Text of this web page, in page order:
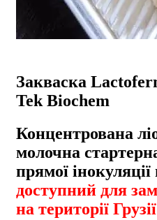
Закваска
Tek Biochem
Концентрована
молочна
прямої інокуляції
доступний для
на території